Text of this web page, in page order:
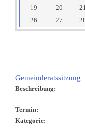
19
20 21
26
27
Gemeinderatssitzung
Beschreibung:
Termin:
Kategorie: